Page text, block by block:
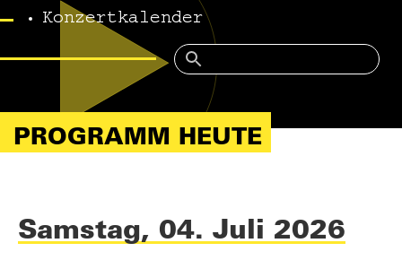
Konzertkalender
PROGRAMM HEUTE
Samstag, 04. Juli 2026